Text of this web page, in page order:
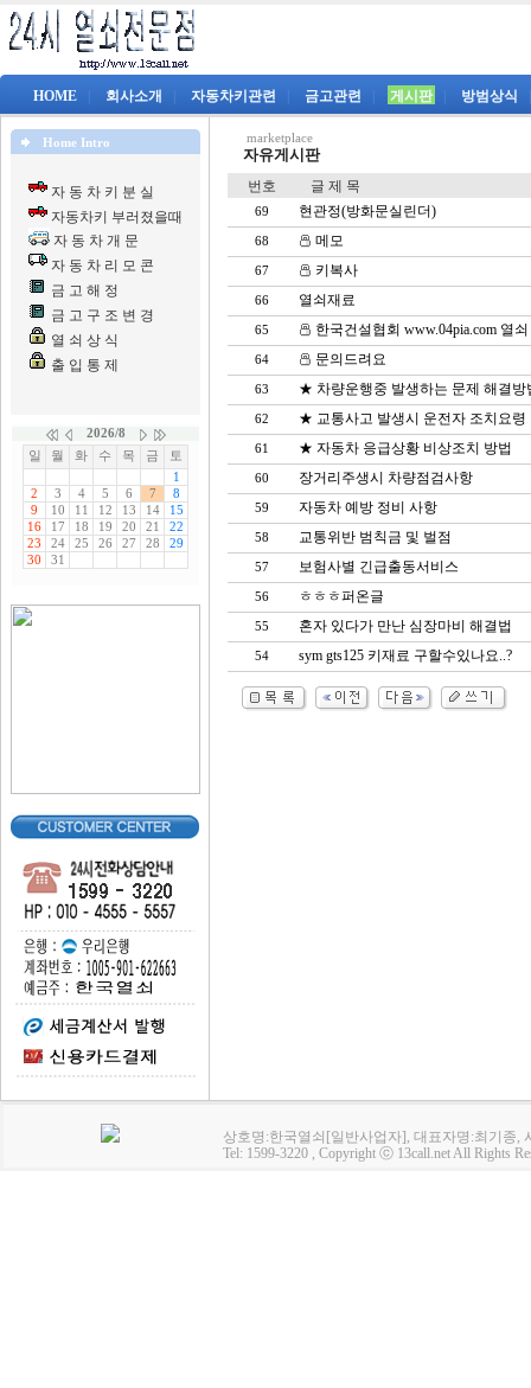
HOME 회사소개 자동차키관련 금고관련 게시판 방범상식
Home Intro
자 동 차 키 분 실
자동차키 부러졌을때
자 동 차 개 문
자 동 차 리 모 콘
금 고 해 정
금 고 구 조 변 경
열 쇠 상 식
출 입 통 제
marketplace
자유게시판
번호 글 제 목
69 현관정(방화문실린더)
68 메모
67 키복사
66 열쇠재료
65 한국건설협회 www.04pia.com 열쇠
64 문의드려요
63 ★ 차량운행중 발생하는 문제 해결방
62 ★ 교통사고 발생시 운전자 조치요령
61 ★ 자동차 응급상황 비상조치 방법
60 장거리주생시 차량점검사항
59 자동차 예방 정비 사항
58 교통위반 범칙금 및 벌점
57 보험사별 긴급출동서비스
56 ㅎㅎㅎ퍼온글
55 혼자 있다가 만난 심장마비 해결법
54 sym gts125 키재료 구할수있나요..?
상호명:한국열쇠[일반사업자], 대표자명:최기종,
Tel: 1599-3220 , Copyright ⓒ 13call.net All Rights